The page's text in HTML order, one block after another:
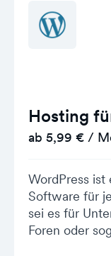
Hosting
ab 5,99 € /
WordPress ist
Software für
sei es für
Foren oder